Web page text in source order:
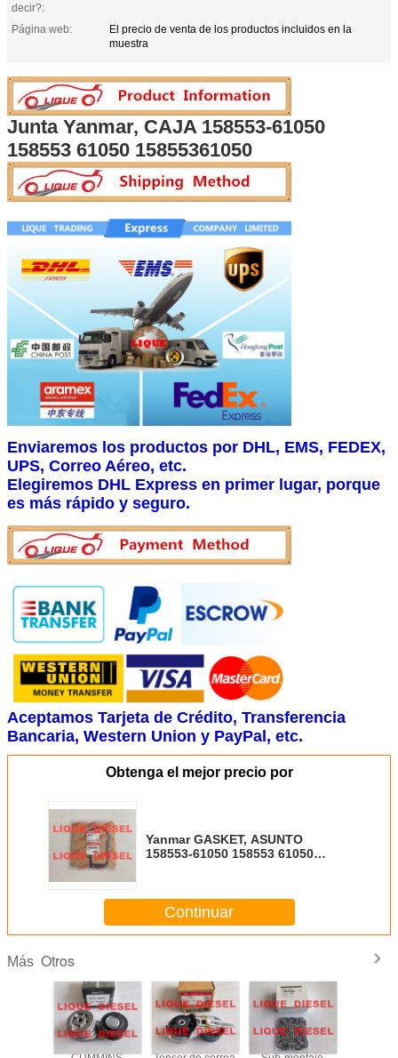
decir?:
Página web:
El precio de venta de los productos incluidos en la
muestra
Junta Yanmar, CAJA 158553-61050
158553 61050 15855361050
Enviaremos los productos por DHL, EMS, FEDEX,
UPS, Correo Aéreo, etc.
Elegiremos DHL Express en primer lugar, porque
es más rápido y seguro.
Aceptamos Tarjeta de Crédito, Transferencia
Bancaria, Western Union y PayPal, etc.
Obtenga el mejor precio por
Yanmar GASKET, ASUNTO
158553-61050 158553 61050
de 1999 y finalizó el 31 de
diciembre de 1999.
Continuar
Más Otros